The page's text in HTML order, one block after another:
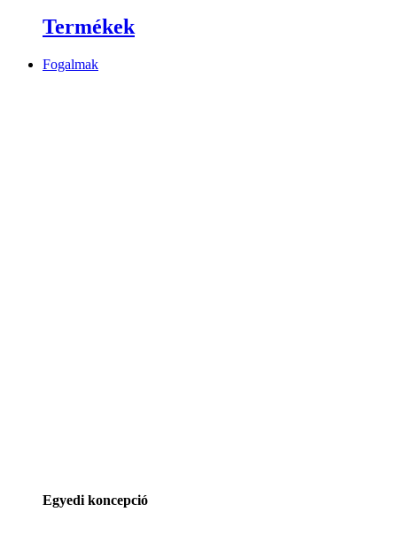
Termékek
Fogalmak
Egyedi koncepció